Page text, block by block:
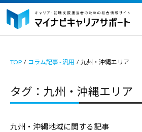
コ
ン
マ
ナ
キ
リ
マ
ナ
キ
リ
TOP / コラム記事 - 汎用 / 九州・沖縄エリア
タグ：九州・沖縄エリア
九州・沖縄地域に関する記事
イ
ナ
ビ
ャ
ア
サ
ー